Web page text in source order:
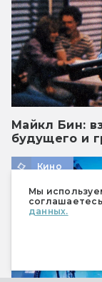
Мы
данных.
Майкл Бин:
будущего и
Кино